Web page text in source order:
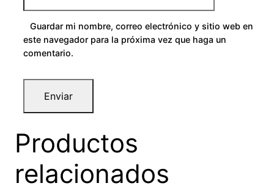
Guardar mi nombre, correo electrónico y sitio web en
este navegador para la próxima vez que haga un
comentario.
Productos
relacionados